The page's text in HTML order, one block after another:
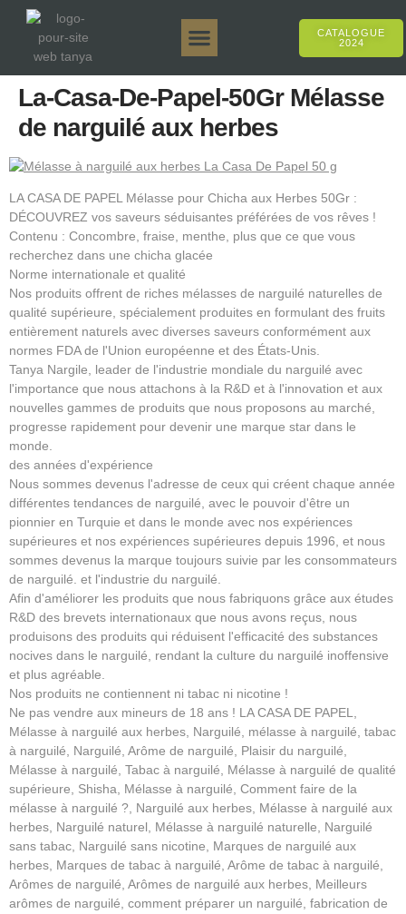
CATALOGUE
2024
La-Casa-De-Papel-50Gr Mélasse
de narguilé aux herbes
LA CASA DE PAPEL Mélasse pour Chicha aux Herbes 50Gr :
DÉCOUVREZ vos saveurs séduisantes préférées de vos rêves !
Contenu : Concombre, fraise, menthe, plus que ce que vous
recherchez dans une chicha glacée
Norme internationale et qualité
Nos produits offrent de riches mélasses de narguilé naturelles de
qualité supérieure, spécialement produites en formulant des fruits
entièrement naturels avec diverses saveurs conformément aux
normes FDA de l'Union européenne et des États-Unis.
Tanya Nargile, leader de l'industrie mondiale du narguilé avec
l'importance que nous attachons à la R&D et à l'innovation et aux
nouvelles gammes de produits que nous proposons au marché,
progresse rapidement pour devenir une marque star dans le
monde.
des années d'expérience
Nous sommes devenus l'adresse de ceux qui créent chaque année
différentes tendances de narguilé, avec le pouvoir d'être un
pionnier en Turquie et dans le monde avec nos expériences
supérieures et nos expériences supérieures depuis 1996, et nous
sommes devenus la marque toujours suivie par les consommateurs
de narguilé. et l'industrie du narguilé.
Afin d'améliorer les produits que nous fabriquons grâce aux études
R&D des brevets internationaux que nous avons reçus, nous
produisons des produits qui réduisent l'efficacité des substances
nocives dans le narguilé, rendant la culture du narguilé inoffensive
et plus agréable.
Nos produits ne contiennent ni tabac ni nicotine !
Ne pas vendre aux mineurs de 18 ans ! LA CASA DE PAPEL,
Mélasse à narguilé aux herbes, Narguilé, mélasse à narguilé, tabac
à narguilé, Narguilé, Arôme de narguilé, Plaisir du narguilé,
Mélasse à narguilé, Tabac à narguilé, Mélasse à narguilé de qualité
supérieure, Shisha, Mélasse à narguilé, Comment faire de la
mélasse à narguilé ?, Narguilé aux herbes, Mélasse à narguilé aux
herbes, Narguilé naturel, Mélasse à narguilé naturelle, Narguilé
sans tabac, Narguilé sans nicotine, Marques de narguilé aux
herbes, Marques de tabac à narguilé, Arôme de tabac à narguilé,
Arômes de narguilé, Arômes de narguilé aux herbes, Meilleurs
arômes de narguilé, comment préparer un narguilé, fabrication de